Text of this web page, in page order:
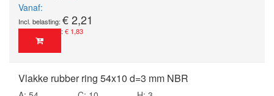
Vanaf
€ 2,21
€ 1,83
Vlakke rubber ring 54x10 d=3 mm NBR